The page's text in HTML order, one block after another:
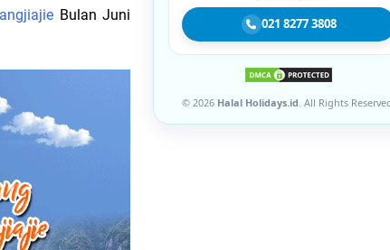
Bulan Juni
021 8277 3808
© 2026 Halal Holidays.id . All Rights